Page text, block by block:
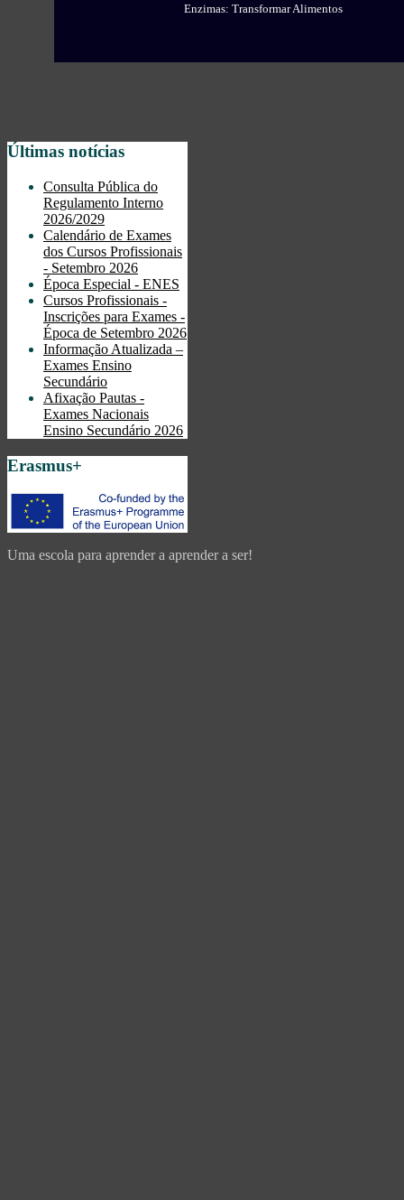
Enzimas: Transformar Alimentos
Últimas notícias
Consulta Pública do
Regulamento Interno
2026/2029
Calendário de Exames
dos Cursos Profissionais
- Setembro 2026
Época Especial - ENES
Cursos Profissionais -
Inscrições para Exames -
Época de Setembro 2026
Informação Atualizada –
Exames Ensino
Secundário
Afixação Pautas -
Exames Nacionais
Ensino Secundário 2026
Erasmus+
Uma escola para aprender a aprender a ser!